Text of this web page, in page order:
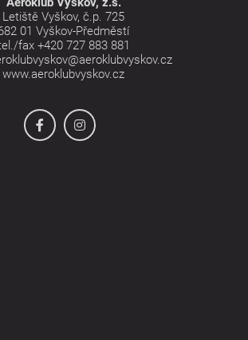
Letiště Vyškov, č.p. 725
01 Vyškov-Předměstí
fax +420 727 883 881
www.aeroklubvyskov.cz